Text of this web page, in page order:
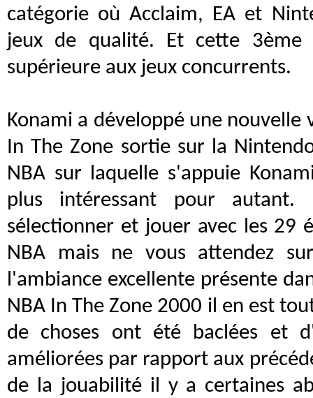
catégorie où Acclaim, EA et
jeux de qualité. Et cette
supérieure aux jeux concurrents.
Konami a développé une nouvelle
In The Zone sortie sur la
NBA sur laquelle s'appuie
plus intéressant pour autant.
sélectionner et jouer avec les 29
NBA mais ne vous attendez
l'ambiance excellente présente
NBA In The Zone 2000 il en est
de choses ont été baclées et
améliorées par rapport aux
de la jouabilité il y a certaines